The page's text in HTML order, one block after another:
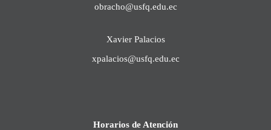
obracho@usfq.edu.ec
Xavier Palacios
xpalacios@usfq.edu.ec
Horarios de Atención